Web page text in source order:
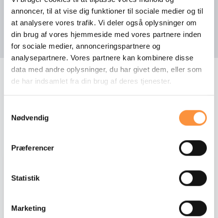
annoncer, til at vise dig funktioner til sociale medier og til
at analysere vores trafik. Vi deler også oplysninger om
din brug af vores hjemmeside med vores partnere inden
for sociale medier, annonceringspartnere og
analysepartnere. Vores partnere kan kombinere disse
data med andre oplysninger, du har givet dem, eller som
de har indsamlet fra din brug af deres tjenester.
Nødvendig
Præferencer
Statistik
Marketing
Automatgear
Automatisk lang-lys
Automatisk lys
Automatisk nødbremse
Automatisk start/stop
Vis mere udstyr
FLERE BILER FRA VORES LAGER
Andre biler fra Volvo